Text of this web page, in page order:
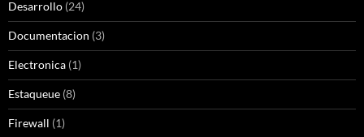
Desarrollo (24)
Documentacion (3)
Electronica (1)
Estaqueue (8)
Firewall (1)